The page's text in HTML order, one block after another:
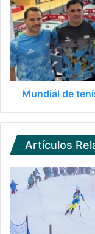
Mundial de
Artículos